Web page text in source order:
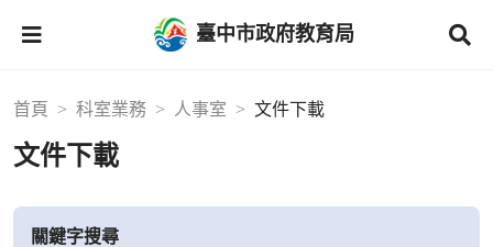
臺中市政府教育局
首頁 科室業務 人事室 文件下載
文件下載
關鍵字搜尋